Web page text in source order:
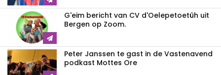
G'eim bericht van CV d'Oelepetoetûh uit
Bergen op Zoom.
Peter Janssen te gast in de Vastenavend
podkast Mottes Ore